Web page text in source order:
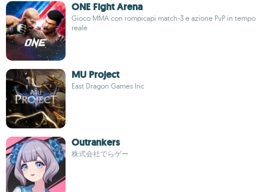
ONE Fight Arena
Gioco MMA con rompicapi match-3 e azione PvP in tempo
reale
MU Project
East Dragon Games Inc
Outrankers
株式会社でらゲー